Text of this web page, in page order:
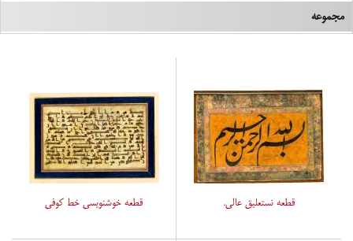
مجموعه
قطعه نستعلیق عالی. قطعه خوشنویسی خط کوفی